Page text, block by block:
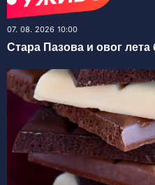
07. 08. 2026 10:00
Стара Пазова и овог